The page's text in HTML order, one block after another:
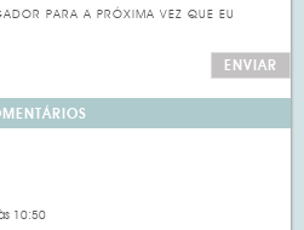
PARA A PRÓXIMA VEZ QUE EU
10:50